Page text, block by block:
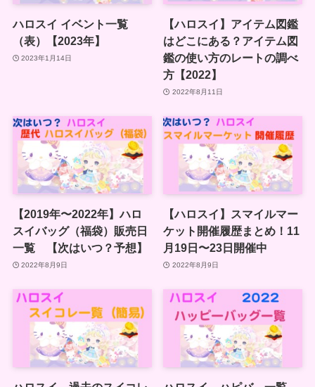
ハロスイ イベント一覧
（表）【2023年】
2023年1月14日
【ハロスイ】アイテム図鑑
はどこにある？アイテム図
鑑の使い方のレートの調べ
方【2022】
2022年8月11日
【2019年〜2022年】ハロ
スイバッグ（福袋）販売日
一覧 【次はいつ？予想】
2022年8月9日
【ハロスイ】スマイルマー
ケット開催履歴まとめ！11
月19日〜23日開催中
2022年8月9日